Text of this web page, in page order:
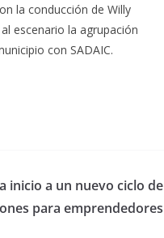
la conducción de Willy
escenario la agrupación
con SADAIC.
inicio a un nuevo ciclo de
para emprendedores